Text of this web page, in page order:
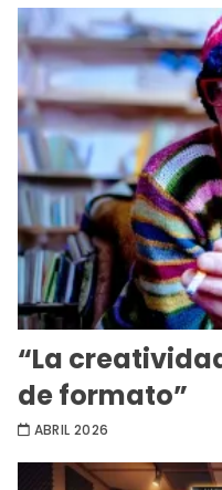
“La
de formato”
ABRIL 2026